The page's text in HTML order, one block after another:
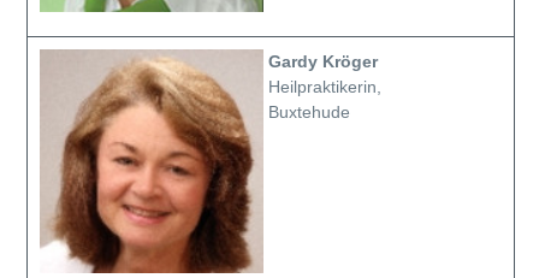
Gardy Kröger
Heilpraktikerin,
Buxtehude